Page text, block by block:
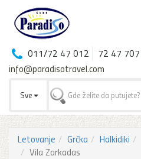
011/72 47 012 72 47 707
info@paradisotravel.com
Sve
Letovanje Grčka Halkidiki
Vila Zarkadas